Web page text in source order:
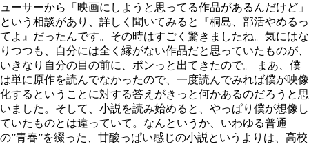
ューサーから「映画にしようと思ってる作品があるんだけど」
という相談があり、詳しく聞いてみると『桐島、部活やめるっ
てよ』だったんです。その時はすごく驚きましたね。気にはな
りつつも、自分には全く縁がない作品だと思っていたものが、
いきなり自分の目の前に、ポンっと出てきたので。 まあ、僕
は単に原作を読んでなかったので、一度読んでみれば僕が映像
化するということに対する答えがきっと何かあるのだろうと思
いました。そして、小説を読み始めると、やっぱり僕が想像し
ていたものとは違っていて。なんというか、いわゆる普通
の”青春”を綴った、甘酸っぱい感じの小説というよりは、高校